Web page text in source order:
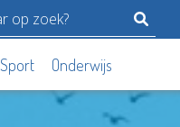
Sport Onderwijs